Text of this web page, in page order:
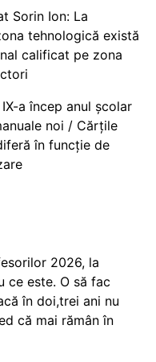
Sorin Ion: La
tehnologică există
calificat pe zona
a încep anul școlar
noi / Cărțile
în funcție de
2026, la
ce este. O să fac
în doi,trei ani nu
că mai rămân în